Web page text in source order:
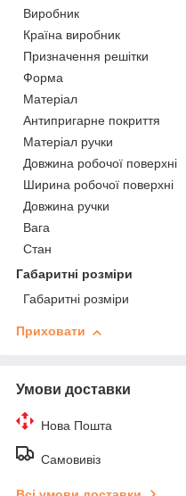
Виробник
Країна виробник
Призначення решітки
Форма
Матеріал
Антипригарне покриття
Матеріал ручки
Довжина робочої поверхні
Ширина робочої поверхні
Довжина ручки
Вага
Стан
Габаритні розміри
Габаритні розміри
Приховати
Умови доставки
Нова Пошта
Самовивіз